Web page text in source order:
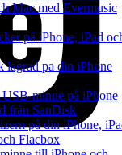
Mac med Evermusic
på iPhone, iPad
lagrad pa din iPhone
minne på iPhone
från SanDisk
på din iPhone,
Flacbox